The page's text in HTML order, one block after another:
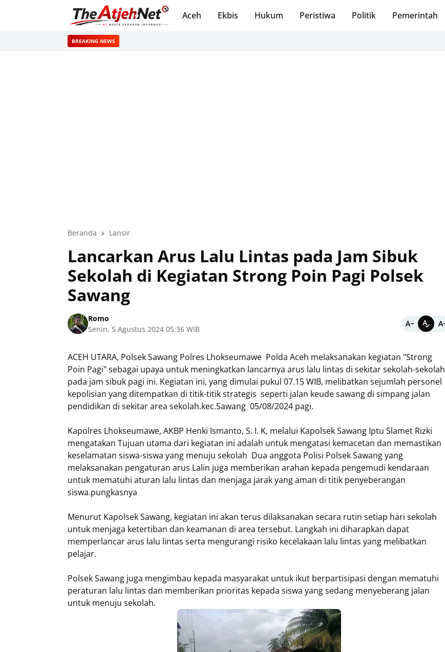
Aceh Ekbis Hukum Peristiwa Politik Pemerintah
BREAKING NEWS
Beranda Lansir
Lancarkan Arus Lalu Lintas pada Jam Sibuk
Sekolah di Kegiatan Strong Poin Pagi Polsek
Sawang
Romo
Senin, 5 Agustus 2024 05:36 WIB
ACEH UTARA, Polsek Sawang Polres Lhokseumawe Polda Aceh melaksanakan kegiatan "Strong
Poin Pagi" sebagai upaya untuk meningkatkan lancarnya arus lalu lintas di sekitar sekolah-sekolah
pada jam sibuk pagi ini. Kegiatan ini, yang dimulai pukul 07.15 WIB, melibatkan sejumlah personel
kepolisian yang ditempatkan di titik-titik strategis seperti jalan keude sawang di simpang jalan
pendidikan di sekitar area sekolah.kec.Sawang 05/08/2024 pagi.
Kapolres Lhokseumawe, AKBP Henki Ismanto, S. I. K, melalui Kapolsek Sawang Iptu Slamet Rizki
mengatakan Tujuan utama dari kegiatan ini adalah untuk mengatasi kemacetan dan memastikan
keselamatan siswa-siswa yang menuju sekolah Dua anggota Polisi Polsek Sawang yang
melaksanakan pengaturan arus Lalin juga memberikan arahan kepada pengemudi kendaraan
untuk mematuhi aturan lalu lintas dan menjaga jarak yang aman di titik penyeberangan
siswa.pungkasnya
Menurut Kapolsek Sawang, kegiatan ini akan terus dilaksanakan secara rutin setiap hari sekolah
untuk menjaga ketertiban dan keamanan di area tersebut. Langkah ini diharapkan dapat
memperlancar arus lalu lintas serta mengurangi risiko kecelakaan lalu lintas yang melibatkan
pelajar.
Polsek Sawang juga mengimbau kepada masyarakat untuk ikut berpartisipasi dengan mematuhi
peraturan lalu lintas dan memberikan prioritas kepada siswa yang sedang menyeberang jalan
untuk menuju sekolah.